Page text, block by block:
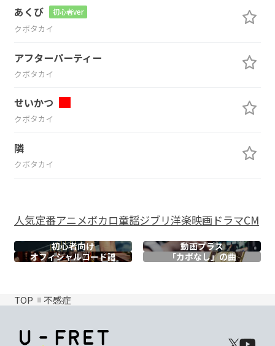
あくび 初心者ver
クボタカイ
アフターパーティー
クボタカイ
せいかつ
クボタカイ
隣
クボタカイ
人気定番アニメボカロ童謡ジブリ洋楽映画ドラマCM
初心者向け
動画プラス
オフィシャルコード譜 「カポなし」の曲
TOP 不感症